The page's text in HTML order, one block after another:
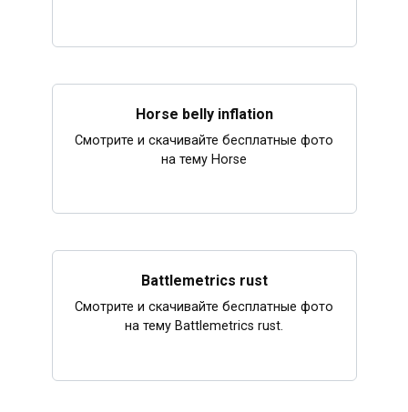
Horse belly inflation
Смотрите и скачивайте бесплатные фото
на тему Horse
Battlemetrics rust
Смотрите и скачивайте бесплатные фото
на тему Battlemetrics rust.